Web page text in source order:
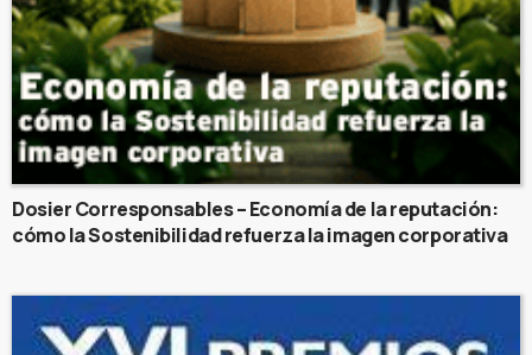
Dosier Corresponsables – Economía de la reputación:
cómo la Sostenibilidad refuerza la imagen corporativa